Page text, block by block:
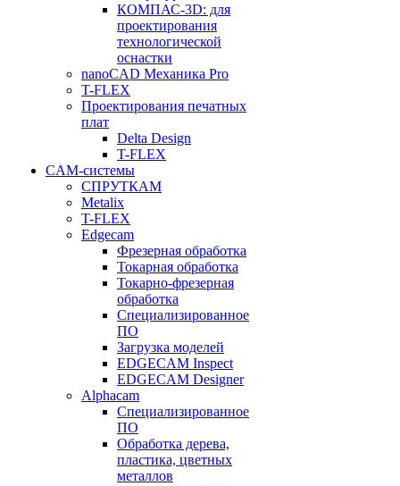
КОМПАС-3D: для
проектирования
технологической
оснастки
nanoCAD Механика Pro
T-FLEX
Проектирования печатных
плат
Delta Design
T-FLEX
CAM-системы
СПРУТКAM
Metalix
T-FLEX
Edgecam
Фрезерная обработка
Токарная обработка
Токарно-фрезерная
обработка
Специализированное
ПО
Загрузка моделей
EDGECAM Inspect
EDGECAM Designer
Alphacam
Специализированное
ПО
Обработка дерева,
пластика, цветных
металлов